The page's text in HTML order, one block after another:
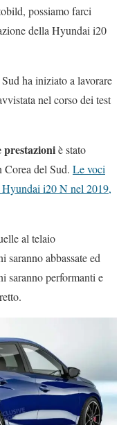
possiamo farci
della Hyundai i20
ha iniziato a lavorare
nel corso dei test
prestazioniè stato
del Sud. Le voci
Hyundai i20 N nel 2019,
al telaio
saranno abbassate ed
saranno performanti e